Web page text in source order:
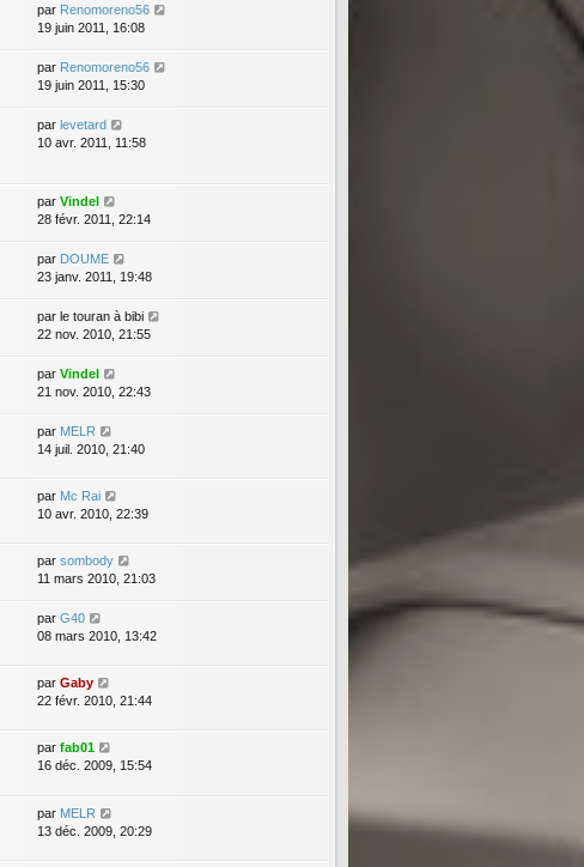
par Renomoreno56
19 juin 2011, 16:08
par Renomoreno56
19 juin 2011, 15:30
par levetard
10 avr. 2011, 11:58
par Vindel
28 févr. 2011, 22:14
par DOUME
23 janv. 2011, 19:48
par le touran à bibi
22 nov. 2010, 21:55
par Vindel
21 nov. 2010, 22:43
par MELR
14 juil. 2010, 21:40
par Mc Rai
10 avr. 2010, 22:39
par sombody
11 mars 2010, 21:03
par G40
08 mars 2010, 13:42
par Gaby
22 févr. 2010, 21:44
par fab01
16 déc. 2009, 15:54
par MELR
13 déc. 2009, 20:29